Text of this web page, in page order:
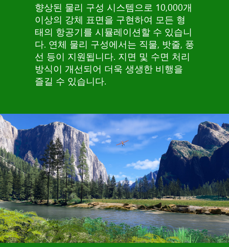
향상된 물리 구성 시스템으로 10,000개
이상의 강체 표면을 구현하여 모든 형
태의 항공기를 시뮬레이션할 수 있습니
다. 연체 물리 구성에서는 직물, 밧줄, 풍
선 등이 지원됩니다. 지면 및 수면 처리
방식이 개선되어 더욱 생생한 비행을
즐길 수 있습니다.